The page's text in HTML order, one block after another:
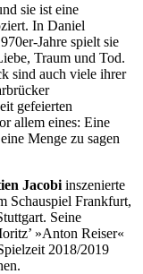
sie ist eine
In Daniel
Jahre spielt sie
Traum und Tod.
sind auch viele ihrer
gefeierten
allem eines: Eine
Menge zu sagen
Jacobi inszenierte
Schauspiel Frankfurt,
Seine
»Anton Reiser«
2018/2019